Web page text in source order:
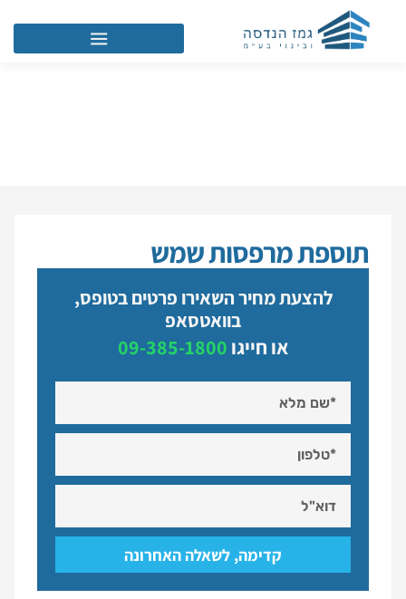
תוספת מרפסות שמש
קדימה, לשאלה האחרונה
להצעת מחיר השאירו פרטים בטופס,
בוואטסאפ
או חייגו 09-385-1800